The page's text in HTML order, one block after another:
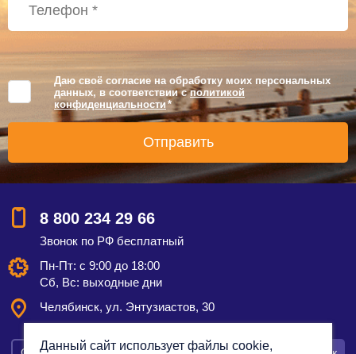
Даю своё согласие на обработку моих персональных
данных, в соответствии сполитикой
конфиденциальности *
8 800 234 29 66
Звонок по РФ бесплатный
Пн-Пт: с 9:00 до 18:00
Сб, Вс: выходные дни
Челябинск, ул. Энтузиастов, 30
Данный сайт использует файлы cookie,